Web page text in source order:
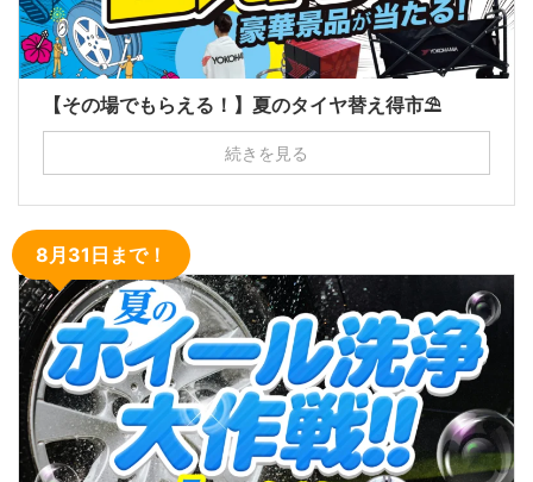
【その場でもらえる！】夏のタイヤ替え得市⛱
続きを見る
8月31日まで！